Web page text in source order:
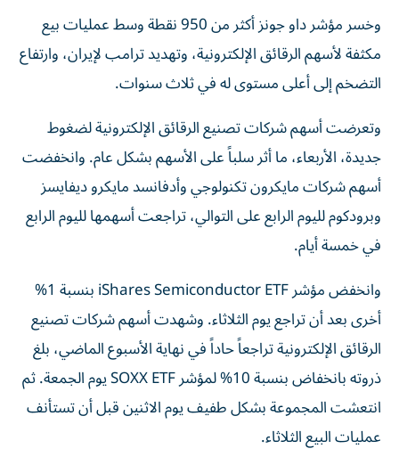
وخسر مؤشر داو جونز أكثر من 950 نقطة وسط عمليات بيع
مكثفة لأسهم الرقائق الإلكترونية، وتهديد ترامب لإيران، وارتفاع
التضخم إلى أعلى مستوى له في ثلاث سنوات.
وتعرضت أسهم شركات تصنيع الرقائق الإلكترونية لضغوط
جديدة، الأربعاء، ما أثر سلباً على الأسهم بشكل عام. وانخفضت
أسهم شركات مايكرون تكنولوجي وأدفانسد مايكرو ديفايسز
وبرودكوم لليوم الرابع على التوالي، تراجعت أسهمها لليوم الرابع
في خمسة أيام.
وانخفض مؤشر iShares Semiconductor ETF بنسبة 1%
أخرى بعد أن تراجع يوم الثلاثاء. وشهدت أسهم شركات تصنيع
الرقائق الإلكترونية تراجعاً حاداً في نهاية الأسبوع الماضي، بلغ
ذروته بانخفاض بنسبة 10% لمؤشر SOXX ETF يوم الجمعة. ثم
انتعشت المجموعة بشكل طفيف يوم الاثنين قبل أن تستأنف
عمليات البيع الثلاثاء.